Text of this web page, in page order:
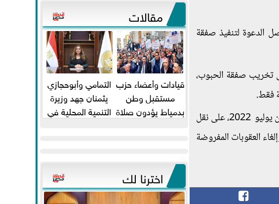
الدعوة لتنفيذ صفقة
تخريب صفقة الحبوب،
فقط.
وتنص بنود صفقة الحبوب التي تم توقيعها بين روسيا وتركيا وأوكرانيا والأمم المتحدة، في الـ 22 من يوليو 2022، على نقل
الأسود، وإلغاء العقوبات المفروضة
مقالات
قيادات وأعضاء حزب
مستقبل وطن
بدمياط يؤدون صلاة
التمامي وأبوحجازي
يثمنان جهد وزيرة
التنمية المحلية في
اخترنا لك